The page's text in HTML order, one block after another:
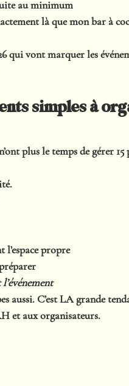
au minimum
là que mon bar à
qui vont marquer les
simples à
plus le temps de gérer
l’espace propre
aussi. C’est LA grande
et aux organisateurs.